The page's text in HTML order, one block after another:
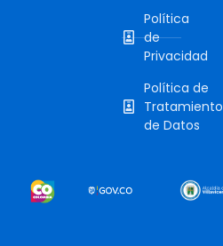
Política
de
Privacidad
Política de
Tratamiento
de Datos